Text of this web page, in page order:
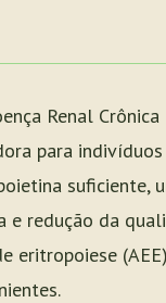
Renal Crônica
para
suficiente,
redução da